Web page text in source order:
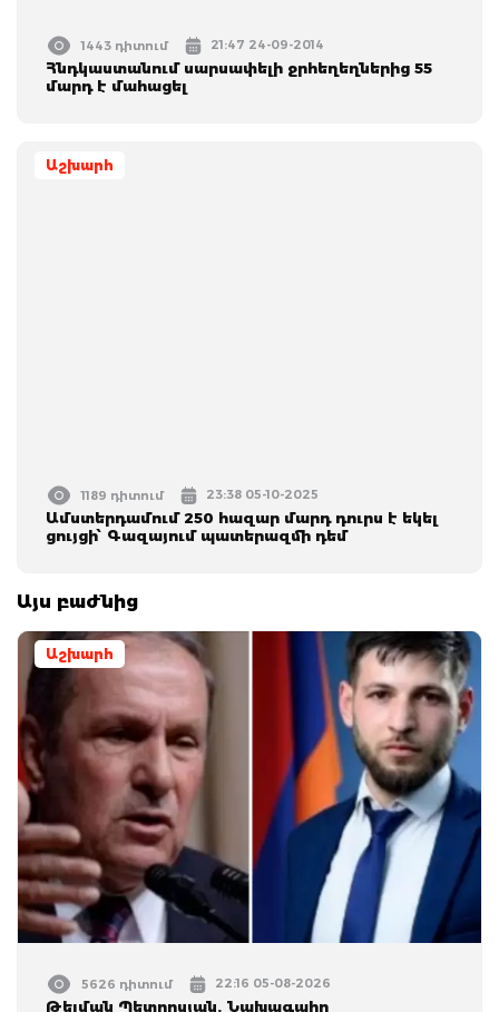
1443 դիտում 21:47 24-09-2014
Հնդկաստանում սարսափելի ջրհեղեղներից 55
մարդ է մահացել
Աշխարհ
1189 դիտում 23:38 05-10-2025
Ամստերդամում 250 հազար մարդ դուրս է եկել
ցույցի՝ Գազայում պատերազմի դեմ
Այս բաժնից
Աշխարհ
5626 դիտում 22:16 05-08-2026
Թելման Պետրոսյան. Նախագահը